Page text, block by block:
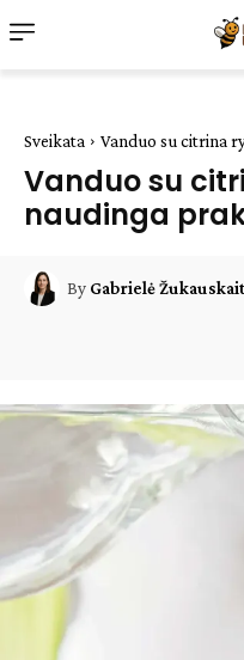
Sveikata Vanduo su citrina
Vanduo su
naudinga
By Gabrielė